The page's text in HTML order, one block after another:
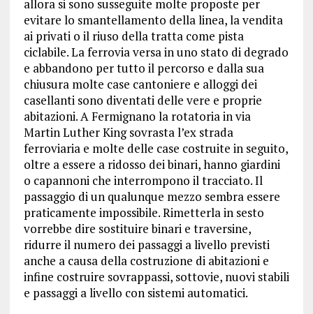
allora si sono susseguite molte proposte per
evitare lo smantellamento della linea, la vendita
ai privati o il riuso della tratta come pista
ciclabile. La ferrovia versa in uno stato di degrado
e abbandono per tutto il percorso e dalla sua
chiusura molte case cantoniere e alloggi dei
casellanti sono diventati delle vere e proprie
abitazioni. A Fermignano la rotatoria in via
Martin Luther King sovrasta l’ex strada
ferroviaria e molte delle case costruite in seguito,
oltre a essere a ridosso dei binari, hanno giardini
o capannoni che interrompono il tracciato. Il
passaggio di un qualunque mezzo sembra essere
praticamente impossibile. Rimetterla in sesto
vorrebbe dire sostituire binari e traversine,
ridurre il numero dei passaggi a livello previsti
anche a causa della costruzione di abitazioni e
infine costruire sovrappassi, sottovie, nuovi stabili
e passaggi a livello con sistemi automatici.